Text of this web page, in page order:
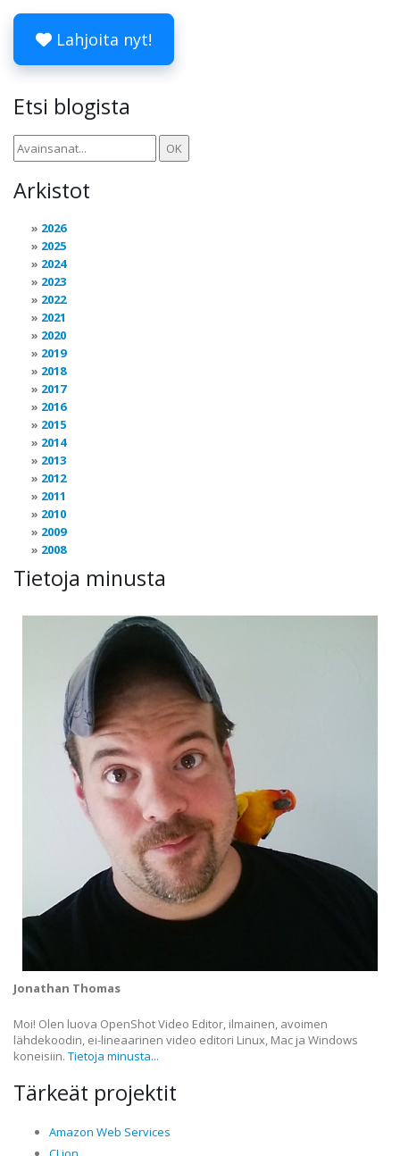
Lahjoita nyt!
Etsi blogista
Arkistot
2026
2025
2024
2023
2022
2021
2020
2019
2018
2017
2016
2015
2014
2013
2012
2011
2010
2009
2008
Tietoja minusta
Jonathan Thomas
Moi! Olen luova OpenShot Video Editor, ilmainen, avoimen
lähdekoodin, ei-lineaarinen video editori Linux, Mac ja Windows
koneisiin. Tietoja minusta...
Tärkeät projektit
Amazon Web Services